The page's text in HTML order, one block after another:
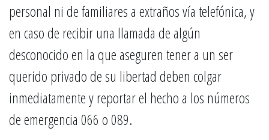
personal ni de familiares a extraños vía telefónica, y
en caso de recibir una llamada de algún
desconocido en la que aseguren tener a un ser
querido privado de su libertad deben colgar
inmediatamente y reportar el hecho a los números
de emergencia 066 o 089.